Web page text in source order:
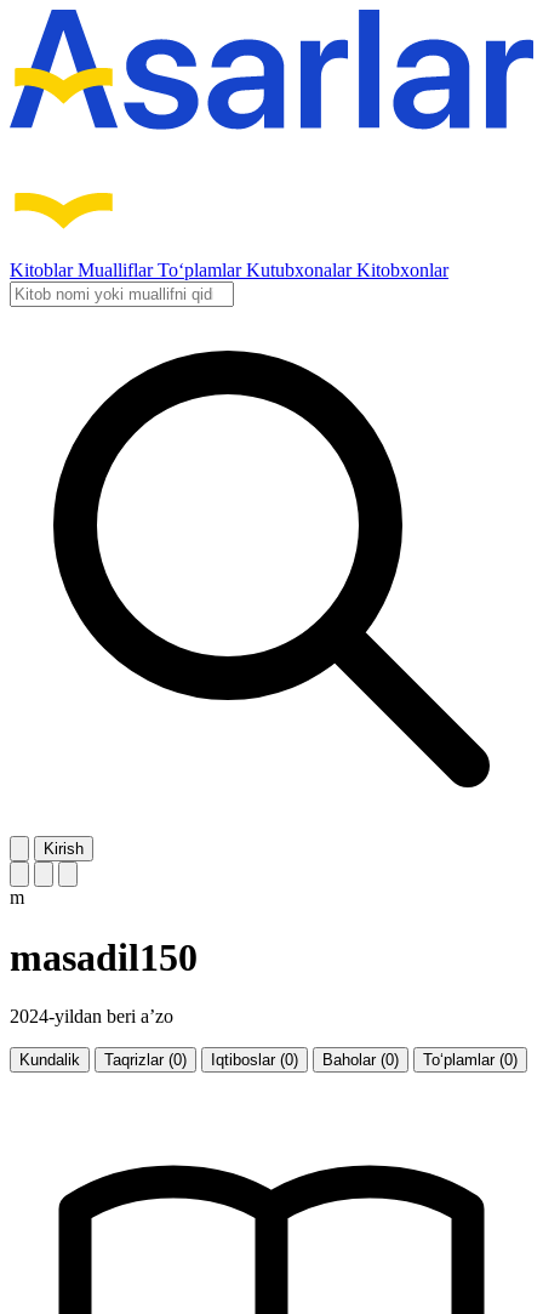
KitoblarMualliflarTo‘plamlarKutubxonalarKitobxonlar
Kirish
m
masadil150
2024-yildan beri a’zo
Kundalik Taqrizlar (0) Iqtiboslar (0) Baholar (0) To‘plamlar (0)